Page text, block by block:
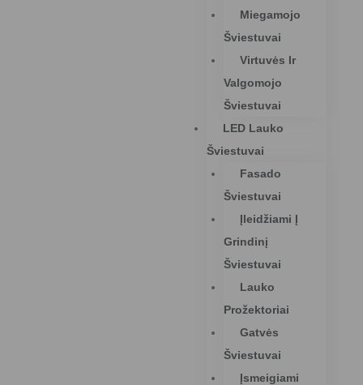
Miegamojo
Šviestuvai
Virtuvės Ir
Valgomojo
Šviestuvai
LED Lauko
Šviestuvai
Fasado
Šviestuvai
Įleidžiami Į
Grindinį
Šviestuvai
Lauko
Prožektoriai
Gatvės
Šviestuvai
Įsmeigiami